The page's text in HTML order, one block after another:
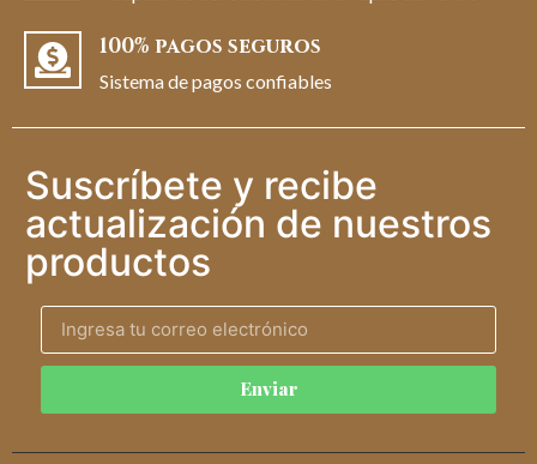
100% pagos seguros
Sistema de pagos confiables
Suscríbete y recibe
actualización de nuestros
productos
Enviar